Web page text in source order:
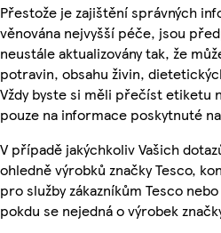
Přestože je zajištění správných
věnována nejvyšší péče, jsou
neustále aktualizovány tak, že
potravin, obsahu živin,
Vždy byste si měli přečíst etiketu
pouze na informace poskytnuté
V případě jakýchkoliv Vašich
ohledně výrobků značky Tesco,
pro služby zákazníkům Tesco
pokdu se nejedná o výrobek